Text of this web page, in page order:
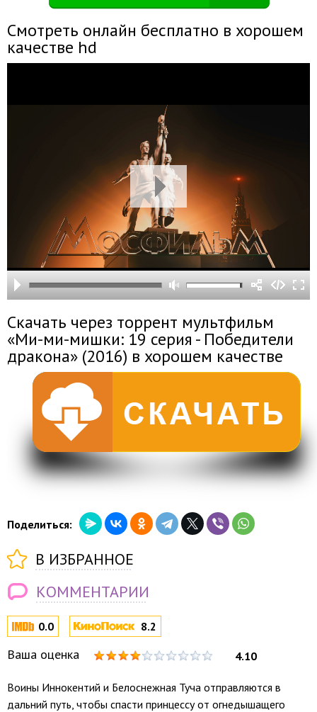
0.0 8.2
Ваша оценка 4.10
Воины Иннокентий и Белоснежная Туча отправляются в
дальний путь, чтобы спасти принцессу от огнедышащего
Смотреть онлайн бесплатно в хорошем
качестве hd
Скачать через торрент мультфильм
«Ми-ми-мишки: 19 серия - Победители
дракона» (2016) в хорошем качестве
Поделиться:
В ИЗБРАННОЕ
КОММЕНТАРИИ